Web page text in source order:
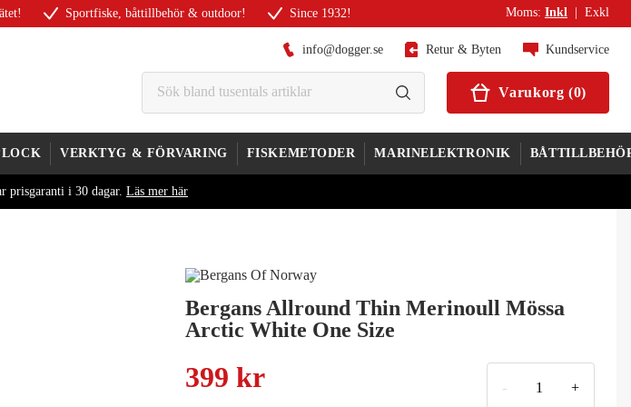
Sportfiske, båttillbehör & outdoor! Since 1932! Moms: Inkl Exkl
info@dogger.se Retur & Byten Kundservice
Varukorg (0)
VERKTYG & FÖRVARING FISKEMETODER MARINELEKTRONIK
prisgaranti i 30 dagar. Läs mer här
Bergans Allround Thin Merinoull Mössa
Arctic White One Size
399 kr - +